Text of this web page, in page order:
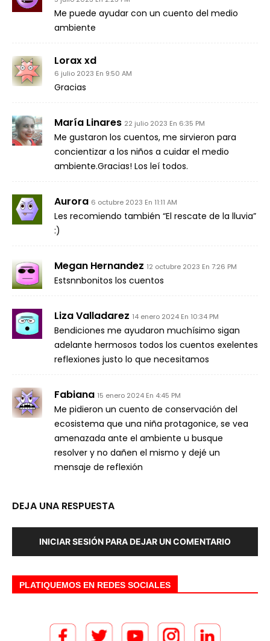
Me puede ayudar con un cuento del medio
ambiente
Lorax xd
6 julio 2023 En 9:50 AM
Gracias
María Linares 22 julio 2023 En 6:35 PM
Me gustaron los cuentos, me sirvieron para
concientizar a los niños a cuidar el medio
ambiente.Gracias! Los leí todos.
Aurora 6 octubre 2023 En 11:11 AM
Les recomiendo también “El rescate de la lluvia”
:)
Megan Hernandez 12 octubre 2023 En 7:26 PM
Estsnnbonitos los cuentos
Liza Valladarez 14 enero 2024 En 10:34 PM
Bendiciones me ayudaron muchísimo sigan
adelante hermosos todos los cuentos exelentes
reflexiones justo lo que necesitamos
Fabiana 15 enero 2024 En 4:45 PM
Me pidieron un cuento de conservación del
ecosistema que una niña protagonice, se vea
amenazada ante el ambiente u busque
resolver y no dañen el mismo y dejé un
mensaje de reflexión
DEJA UNA RESPUESTA
INICIAR SESIÓN PARA DEJAR UN COMENTARIO
PLATIQUEMOS EN REDES SOCIALES